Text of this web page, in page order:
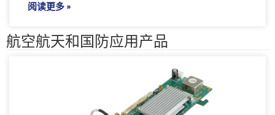
阅读更多 »
航空航天和国防应用产品